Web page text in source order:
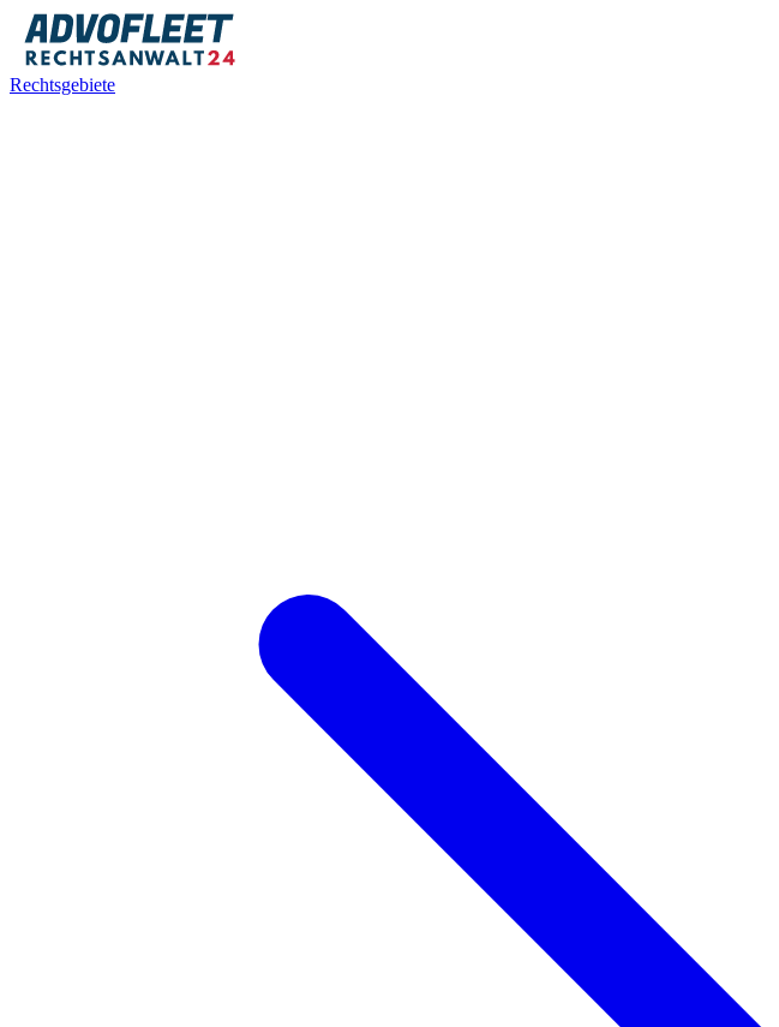
Rechtsgebiete